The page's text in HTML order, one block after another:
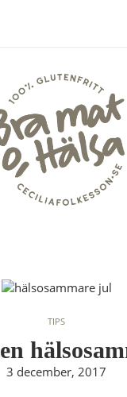
TIPS
3 december, 2017